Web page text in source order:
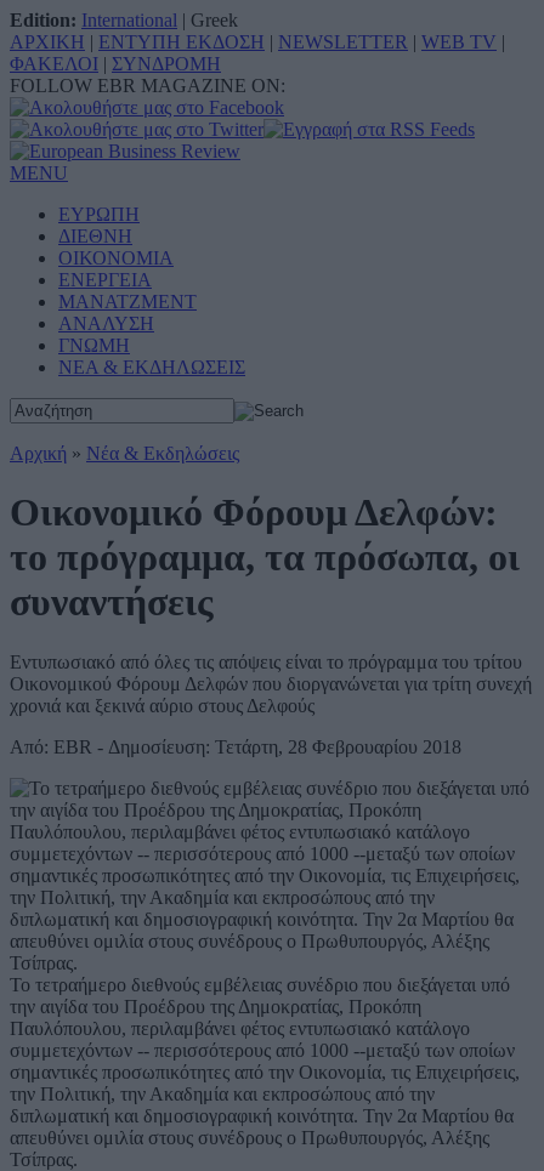
Edition: International | Greek
ΑΡΧΙΚΗ | ΕΝΤΥΠΗ ΕΚΔΟΣΗ | NEWSLETTER | WEB TV |
ΦΑΚΕΛΟΙ | ΣΥΝΔΡΟΜΗ
FOLLOW EBR MAGAZINE ON:
MENU
ΕΥΡΩΠΗ
ΔΙΕΘΝΗ
ΟΙΚΟΝΟΜΙΑ
ΕΝΕΡΓΕΙΑ
ΜΑΝΑΤΖΜΕΝΤ
ΑΝΑΛΥΣΗ
ΓΝΩΜΗ
ΝΕΑ & ΕΚΔΗΛΩΣΕΙΣ
Αρχική » Νέα & Εκδηλώσεις
Οικονομικό Φόρουμ Δελφών:
το πρόγραμμα, τα πρόσωπα, οι
συναντήσεις
Εντυπωσιακό από όλες τις απόψεις είναι το πρόγραμμα του τρίτου
Οικονομικού Φόρουμ Δελφών που διοργανώνεται για τρίτη συνεχή
χρονιά και ξεκινά αύριο στους Δελφούς
Από: EBR - Δημοσίευση: Τετάρτη, 28 Φεβρουαρίου 2018
Το τετραήμερο διεθνούς εμβέλειας συνέδριο που διεξάγεται υπό
την αιγίδα του Προέδρου της Δημοκρατίας, Προκόπη
Παυλόπουλου, περιλαμβάνει φέτος εντυπωσιακό κατάλογο
συμμετεχόντων -- περισσότερους από 1000 --μεταξύ των οποίων
σημαντικές προσωπικότητες από την Οικονομία, τις Επιχειρήσεις,
την Πολιτική, την Ακαδημία και εκπροσώπους από την
διπλωματική και δημοσιογραφική κοινότητα. Την 2α Μαρτίου θα
απευθύνει ομιλία στους συνέδρους ο Πρωθυπουργός, Αλέξης
Τσίπρας.